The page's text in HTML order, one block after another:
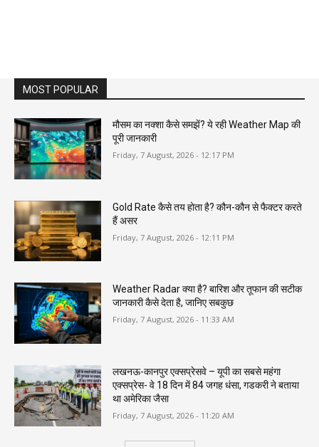
MOST POPULAR
मौसम का नक्शा कैसे समझें? ये रही Weather Map की
पूरी जानकारी
Friday, 7 August, 2026 - 12:17 PM
Gold Rate कैसे तय होता है? कौन-कौन से फैक्टर करते
हैं असर
Friday, 7 August, 2026 - 12:11 PM
Weather Radar क्या है? बारिश और तूफान की सटीक
जानकारी कैसे देता है, जानिए सबकुछ
Friday, 7 August, 2026 - 11:33 AM
लखनऊ-कानपुर एक्सप्रेसवे – यूपी का सबसे महंगा
एक्सप्रेस- वे 18 दिन में 84 जगह धंसा, गडकरी ने बताया
था अमेरिका जैसा
Friday, 7 August, 2026 - 11:20 AM